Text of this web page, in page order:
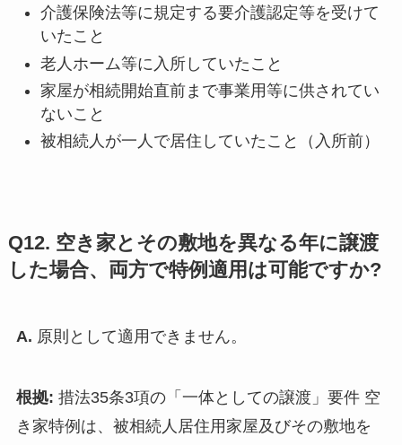
介護保険法等に規定する要介護認定等を受けて
いたこと
老人ホーム等に入所していたこと
家屋が相続開始直前まで事業用等に供されてい
ないこと
被相続人が一人で居住していたこと（入所前）
Q12. 空き家とその敷地を異なる年に譲渡
した場合、両方で特例適用は可能ですか?
A. 原則として適用できません。
根拠: 措法35条3項の「一体としての譲渡」要件 空
き家特例は、被相続人居住用家屋及びその敷地を